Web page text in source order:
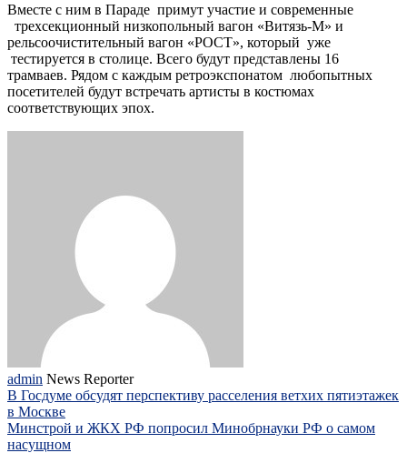
Вместе с ним в Параде примут участие и современные
трехсекционный низкопольный вагон «Витязь-М» и
рельсоочистительный вагон «РОСТ», который уже
тестируется в столице. Всего будут представлены 16
трамваев. Рядом с каждым ретроэкспонатом любопытных
посетителей будут встречать артисты в костюмах
соответствующих эпох.
admin News Reporter
В Госдуме обсудят перспективу расселения ветхих пятиэтажек
в Москве
Минстрой и ЖКХ РФ попросил Минобрнауки РФ о самом
насущном